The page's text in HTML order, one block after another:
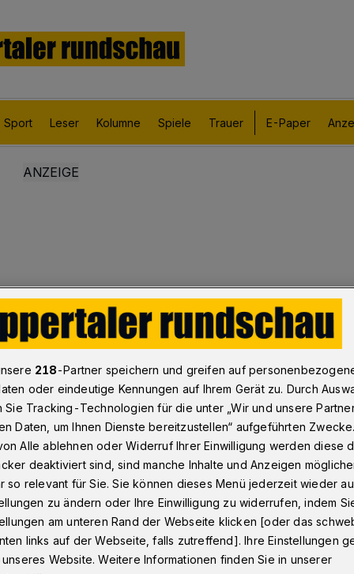
Sport Leser Kolumne Spiele Trauer E-Paper
17-Jähriger mit Softair-Pistole
Softair-Pistole
218-Partner speichern und greifen auf
oder eindeutige Kennungen auf Ihrem Gerät zu. Durch
Sie Tracking-Technologien für die unter „Wir und unsere
Daten, um Ihnen Dienste bereitzustellen“ aufgeführten
Alle ablehnen oder Widerruf Ihrer Einwilligung werden diese
deaktiviert sind, sind manche Inhalte und Anzeigen
so relevant für Sie. Sie können dieses Menü jederzeit wieder
zu ändern oder Ihre Einwilligung zu widerrufen, indem
am unteren Rand der Webseite klicken [oder das
links auf der Webseite, falls zutreffend]. Ihre Einstellungen
Website. Weitere Informationen finden Sie in unserer